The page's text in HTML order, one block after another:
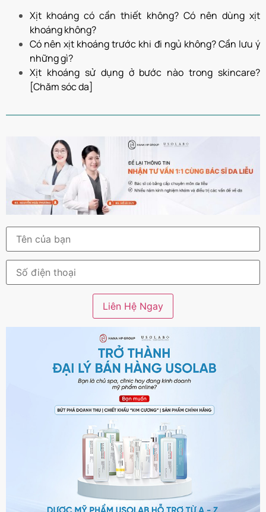
Xịt khoáng có cần thiết không? Có nên dùng xịt
khoáng không?
Có nên xịt khoáng trước khi đi ngủ không? Cần lưu ý
những gì?
Xịt khoáng sử dụng ở bước nào trong skincare?
[Chăm sóc da]